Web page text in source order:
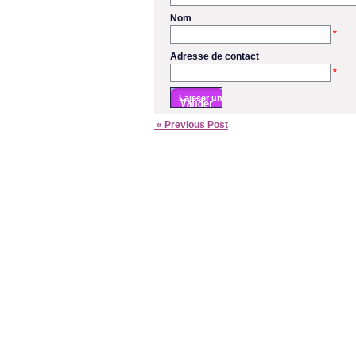
Nom
*
Adresse de contact
*
« Previous Post